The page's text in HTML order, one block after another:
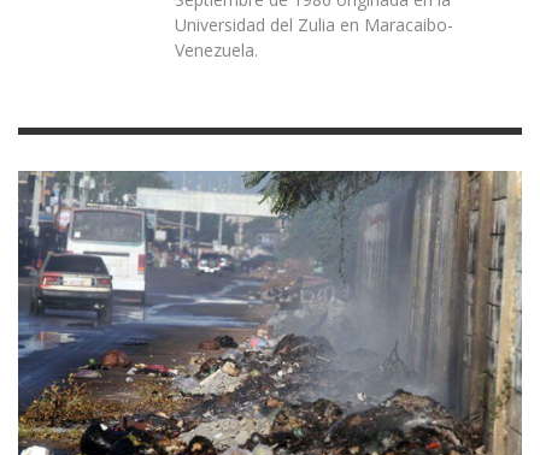
Universidad del Zulia en Maracaibo-
Venezuela.